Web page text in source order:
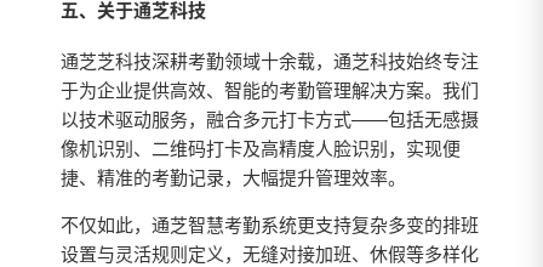
五、关于通芝科技
通芝芝科技深耕考勤领域十余载，通芝科技始终专注
于为企业提供高效、智能的考勤管理解决方案。我们
以技术驱动服务，融合多元打卡方式——包括无感摄
像机识别、二维码打卡及高精度人脸识别，实现便
捷、精准的考勤记录，大幅提升管理效率。
不仅如此，通芝智慧考勤系统更支持复杂多变的排班
设置与灵活规则定义，无缝对接加班、休假等多样化